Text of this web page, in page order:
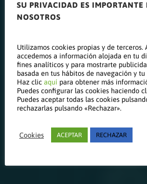
técnicas
2026
SU PRIVACIDAD ES IMPORTANTE
NOSOTROS
Utilizamos cookies propias y de terceros.
accedemos a información alojada en tu
fines analíticos y para mostrarte
basada en tus hábitos de navegación y
Haz clic aquí para obtener más
Puedes configurar las cookies haciendo
Puedes aceptar todas las cookies
rechazarlas pulsando «Rechazar».
Cookies ACEPTAR RECHAZAR